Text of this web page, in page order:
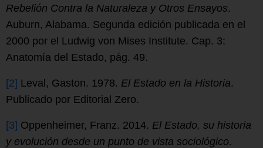
Rebelión Contra la Naturaleza y Otros Ensayos.
Auburn, Alabama. Segunda edición publicada en el
2000 por el Ludwig von Mises Institute. Cap. 3:
Anatomía del Estado, pág. 49.
[2] Leval, Gaston. 1978. El Estado en la Historia.
Publicado por Editorial Zero.
[3] Oppenheimer, Franz. 2014. El Estado, su historia
y evolución desde un punto de vista sociológico.